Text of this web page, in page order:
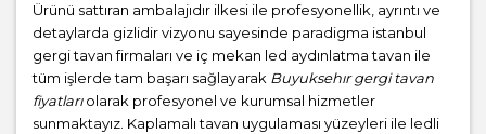
Ürünü sattıran ambalajıdır ilkesi ile profesyonellik, ayrıntı ve
detaylarda gizlidir vizyonu sayesinde paradigma istanbul
gergi tavan firmaları ve iç mekan led aydınlatma tavan ile
tüm işlerde tam başarı sağlayarak Buyuksehır gergi tavan
fiyatlarıolarak profesyonel ve kurumsal hizmetler
sunmaktayız. Kaplamalı tavan uygulaması yüzeyleri ile ledli